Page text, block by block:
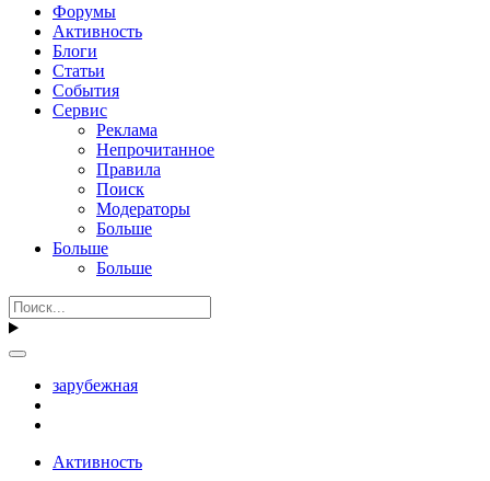
Форумы
Активность
Блоги
Статьи
События
Сервис
Реклама
Непрочитанное
Правила
Поиск
Модераторы
Больше
Больше
Больше
зарубежная
Активность